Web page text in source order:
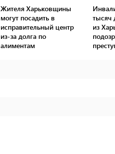
Жителя Харьковщины
могут посадить в
исправительный центр
из-за долга по
алиментам
тысяч
из